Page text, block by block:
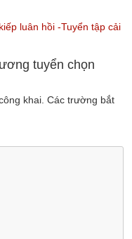
luân hồi -Tuyển tập cải
tuyển chọn
khai. Các trường bắt